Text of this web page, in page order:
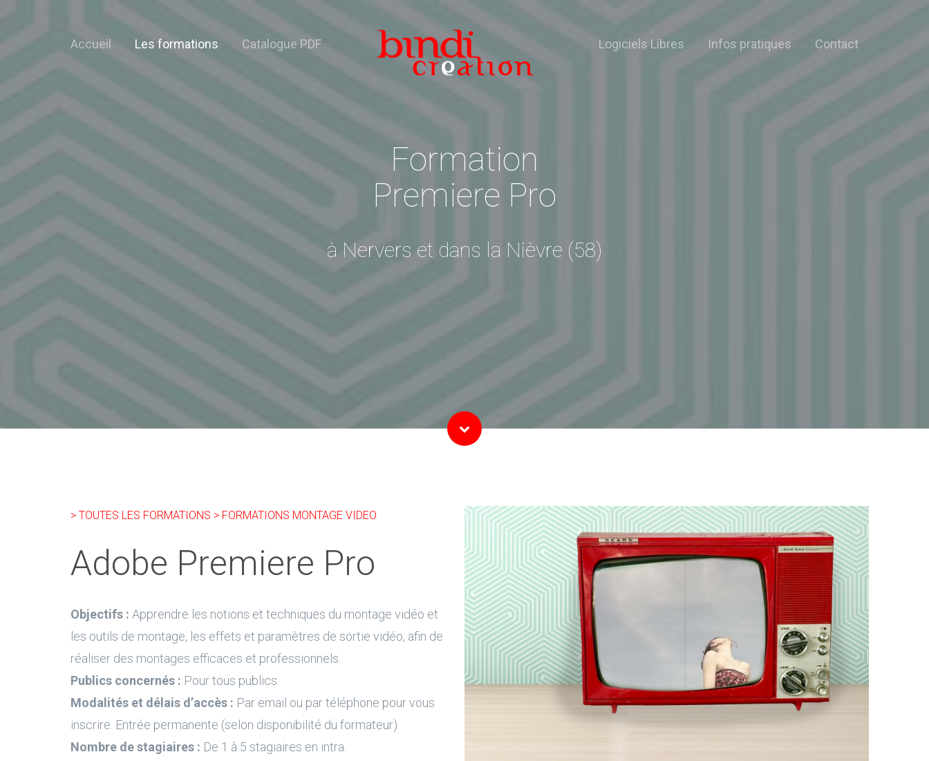
Accueil Les formations Catalogue PDF Logiciels Libres Infos pratiques Contact
Formation
Premiere Pro
à Nervers et dans la Nièvre (58)
> TOUTES LES FORMATIONS > FORMATIONS MONTAGE VIDEO
Adobe Premiere Pro
Objectifs : Apprendre les notions et techniques du montage vidéo et
les outils de montage, les effets et paramètres de sortie vidéo, afin de
réaliser des montages efficaces et professionnels.
Publics concernés : Pour tous publics.
Modalités et délais d’accès : Par email ou par téléphone pour vous
inscrire. Entrée permanente (selon disponibilité du formateur).
Nombre de stagiaires : De 1 à 5 stagiaires en intra.